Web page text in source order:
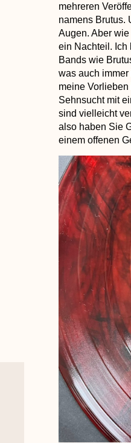
mehreren
namens Brutus.
Augen. Aber
ein Nachteil. Ich
Bands wie
was auch
meine
Sehnsucht mit
sind vielleicht
also haben Sie
einem offenen